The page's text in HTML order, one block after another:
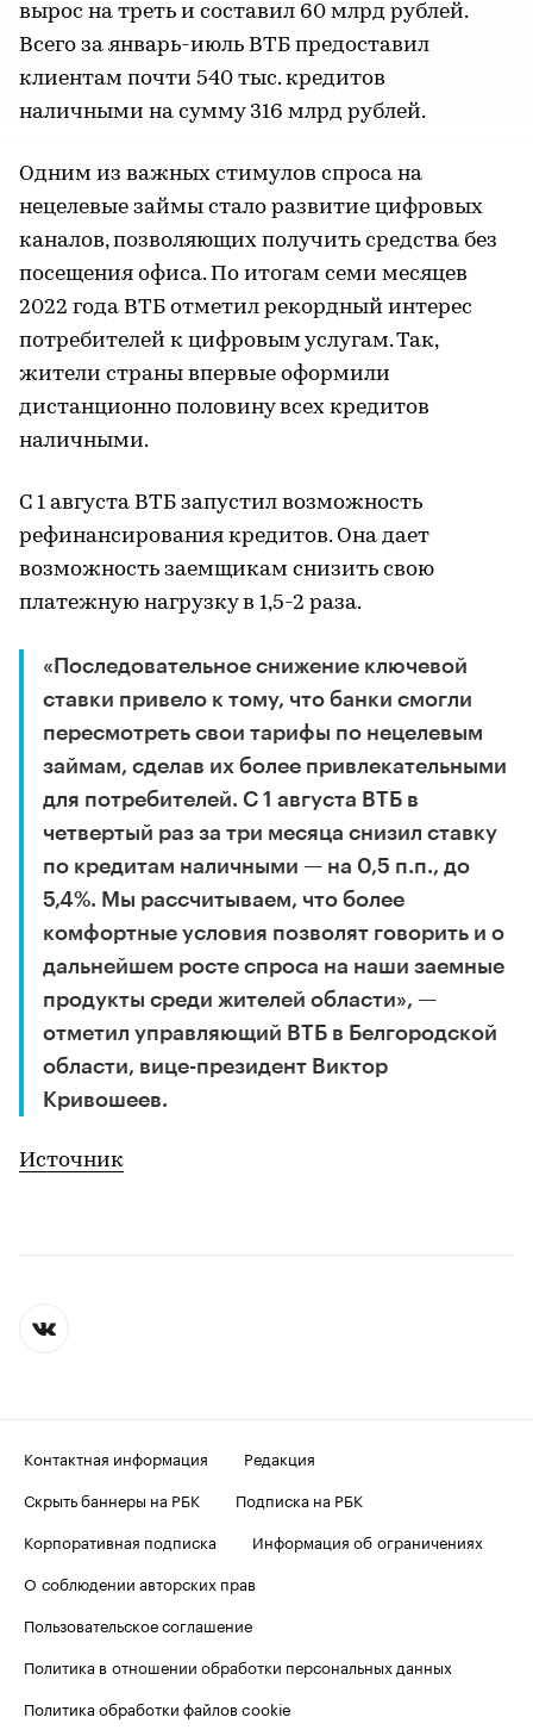
вырос на треть и составил 60 млрд рублей.
Всего за январь-июль ВТБ предоставил
клиентам почти 540 тыс. кредитов
наличными на сумму 316 млрд рублей.
Одним из важных стимулов спроса на
нецелевые займы стало развитие цифровых
каналов, позволяющих получить средства без
посещения офиса. По итогам семи месяцев
2022 года ВТБ отметил рекордный интерес
потребителей к цифровым услугам. Так,
жители страны впервые оформили
дистанционно половину всех кредитов
наличными.
С 1 августа ВТБ запустил возможность
рефинансирования кредитов. Она дает
возможность заемщикам снизить свою
платежную нагрузку в 1,5-2 раза.
«Последовательное снижение ключевой
ставки привело к тому, что банки смогли
пересмотреть свои тарифы по нецелевым
займам, сделав их более привлекательными
для потребителей. С 1 августа ВТБ в
четвертый раз за три месяца снизил ставку
по кредитам наличными — на 0,5 п.п., до
5,4%. Мы рассчитываем, что более
комфортные условия позволят говорить и о
дальнейшем росте спроса на наши заемные
продукты среди жителей области», —
отметил управляющий ВТБ в Белгородской
области, вице-президент Виктор
Кривошеев.
Источник
Контактная информация
Редакция
Скрыть баннеры на РБК
Подписка на РБК
Корпоративная подписка
Информация об ограничениях
О соблюдении авторских прав
Пользовательское соглашение
Политика в отношении обработки персональных данных
Политика обработки файлов cookie